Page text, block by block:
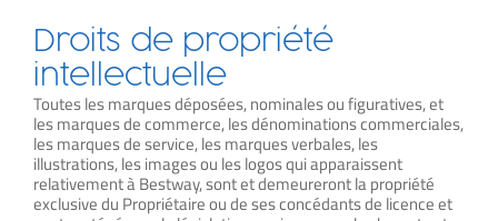
Droits de propriété
intellectuelle
Toutes les marques déposées, nominales ou figuratives, et
les marques de commerce, les dénominations commerciales,
les marques de service, les marques verbales, les
illustrations, les images ou les logos qui apparaissent
relativement à Bestway, sont et demeureront la propriété
exclusive du Propriétaire ou de ses concédants de licence et